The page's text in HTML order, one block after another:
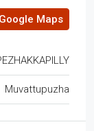
Maps
Muvattupuzha